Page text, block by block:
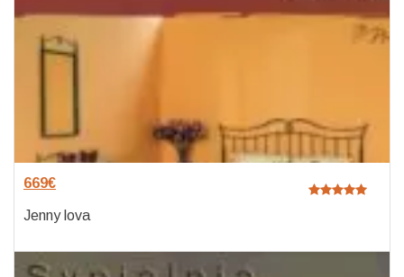
669€
Jenny lova